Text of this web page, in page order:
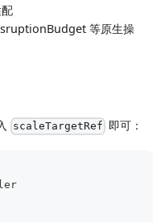
等原生操
scaleTargetRef 即可：